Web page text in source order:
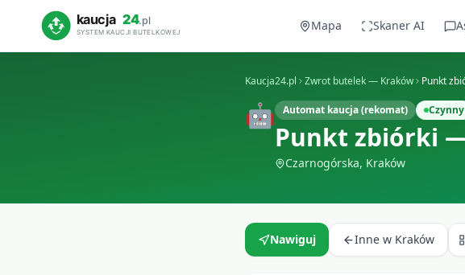
Mapa Skaner AI
Kaucja24.pl Zwrot butelek — Kraków Punkt
🤖 Automat kaucja (rekomat) Czynny
Punkt zbiórki
Czarnogórska, Kraków
Nawiguj Inne w Kraków